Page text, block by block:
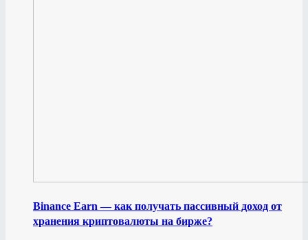
Binance Earn — как получать пассивный доход от
хранения криптовалюты на бирже?